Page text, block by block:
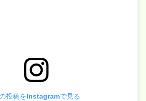
投稿をInstagramで見る